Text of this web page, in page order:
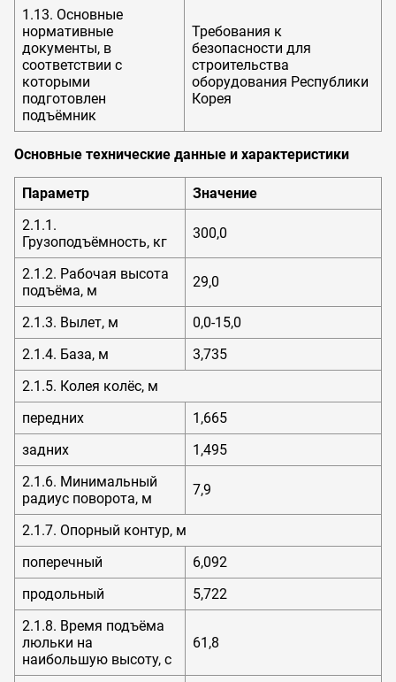
1.13. Основные
нормативные
документы, в
соответствии с
которыми
подготовлен
подъёмник
Требования к
безопасности для
строительства
оборудования Республики
Корея
Основные технические данные и характеристики
Параметр
Значение
2.1.1.
Грузоподъёмность, кг
300,0
2.1.2. Рабочая высота
подъёма, м
29,0
2.1.3. Вылет, м
0,0-15,0
2.1.4. База, м
3,735
2.1.5. Колея колёс, м
передних
1,665
задних
1,495
2.1.6. Минимальный
радиус поворота, м
7,9
2.1.7. Опорный контур, м
поперечный
6,092
продольный
5,722
2.1.8. Время подъёма
люльки на
наибольшую высоту, с
61,8